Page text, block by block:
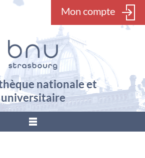
Mon compte
nationale et
universitaire
???